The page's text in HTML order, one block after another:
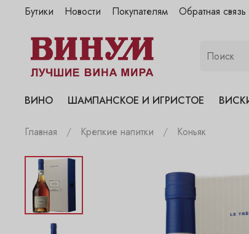
Бутики
"Винум" на Полянке
"Винум" на Гранатном
"Винум" на Сухаревском
"Винум" на Садовнической
Новости Покупателям Обратная связь
ВИНО ШАМПАНСКОЕ И ИГРИСТОЕ
Главная Крепкие напитки Коньяк